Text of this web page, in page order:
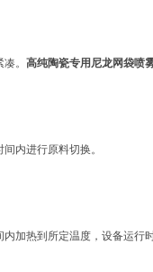
。 高纯陶瓷专用尼龙网袋喷
内进行原料切换。
加热到所定温度，设备运行